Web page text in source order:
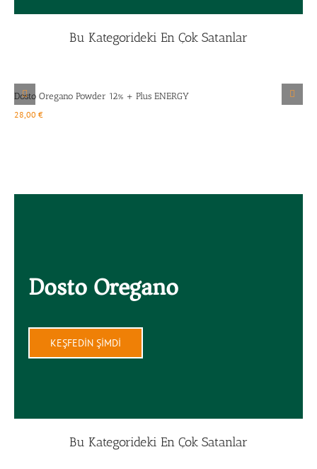
Bu Kategorideki En Çok Satanlar
Dosto Oregano Powder 12% + Plus ENERGY
28,00 €
Dosto Oregano
KEŞFEDİN ŞİMDİ
Bu Kategorideki En Çok Satanlar